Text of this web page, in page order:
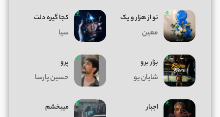
تو از هزار و یک
معین
کجا گیره دلت
سیا
بزار برو
شایان یو
پرو
حسین پارسا
اجبار میبخشم